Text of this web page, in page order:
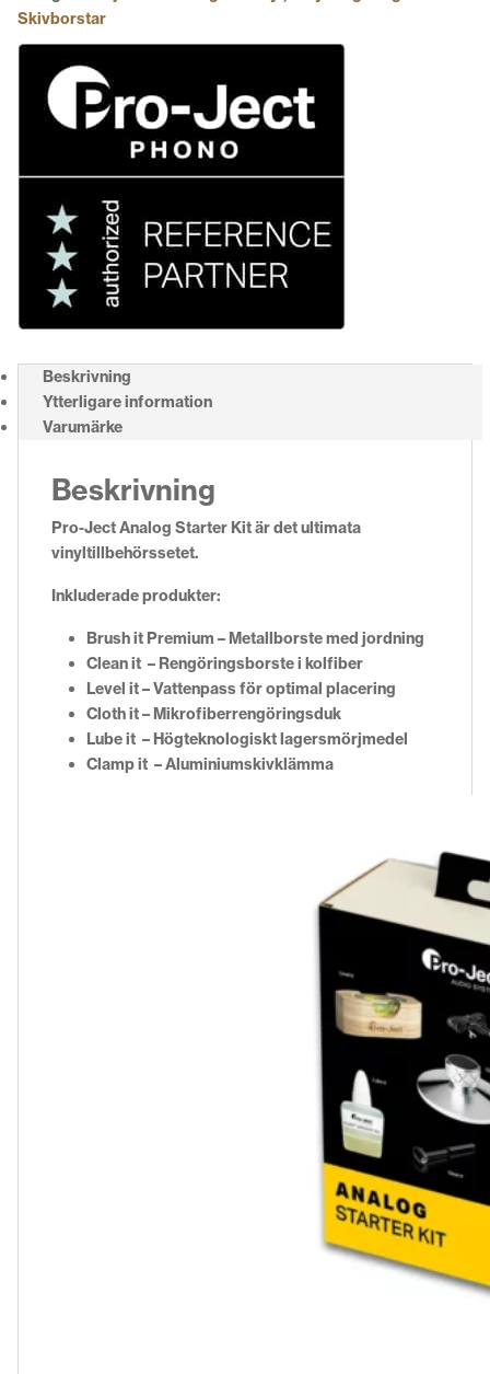
Skivborstar
Beskrivning
Ytterligare information
Varumärke
Beskrivning
Pro-Ject Analog Starter Kit är det ultimata
vinyltillbehörssetet.
Inkluderade produkter:
Brush it Premium – Metallborste med jordning
Clean it – Rengöringsborste i kolfiber
Level it – Vattenpass för optimal placering
Cloth it – Mikrofiberrengöringsduk
Lube it – Högteknologiskt lagersmörjmedel
Clamp it – Aluminiumskivklämma